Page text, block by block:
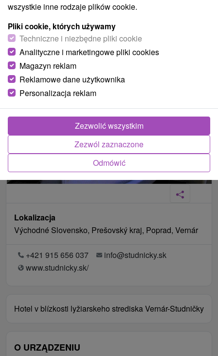
Lokalizacja
Východné Slovensko, Prešovský kraj, Poprad, Vernár
+421 915 656 037
info@studnicky.sk
www.studnicky.sk/
Hotel v blízkosti lyžiarskeho strediska Vernár-Studničky
O URZĄDZENIU
wszystkie inne rodzaje plików cookie.
Pliki cookie, których używamy
Techniczne i niezbędne pliki cookie
Analityczne i marketingowe pliki cookies
Magazyn reklam
Reklamowe dane użytkownika
Personalizacja reklam
Odmówić
Zezwól zaznaczone
Zezwolić wszystkim